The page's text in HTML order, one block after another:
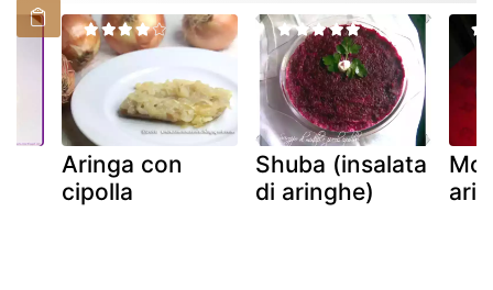
Aringa con
cipolla
Shuba (insalata
di aringhe)